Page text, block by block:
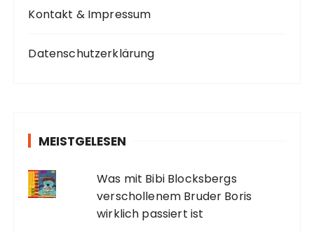
Kontakt & Impressum
Datenschutzerklärung
MEISTGELESEN
Was mit Bibi Blocksbergs
verschollenem Bruder Boris
wirklich passiert ist